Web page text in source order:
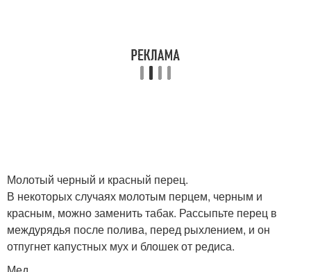
Молотый черный и красный перец.
В некоторых случаях молотым перцем, черным и
красным, можно заменить табак. Рассыпьте перец в
междурядья после полива, перед рыхлением, и он
отпугнет капустных мух и блошек от редиса.